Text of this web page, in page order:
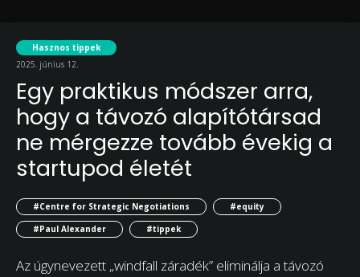
Hasznos tippek
2025. június 12.
Egy praktikus módszer arra,
hogy a távozó alapítótársad
ne mérgezze tovább évekig a
startupod életét
#Centre for Strategic Negotiations
#equity
#Paul Alexander
#tippek
Az úgynevezett „windfall záradék” eliminálja a távozó